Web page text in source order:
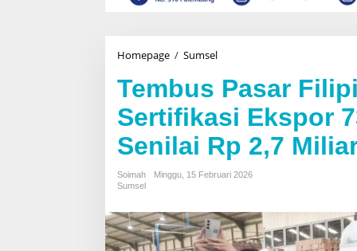
Homepage / Sumsel
m
b
u
s
P
a
s
F
i
l
Tembus Pasar
Sertifikasi Ekspor
Senilai Rp 2,7
Soimah
Minggu, 15 Februari 2026
Sumsel